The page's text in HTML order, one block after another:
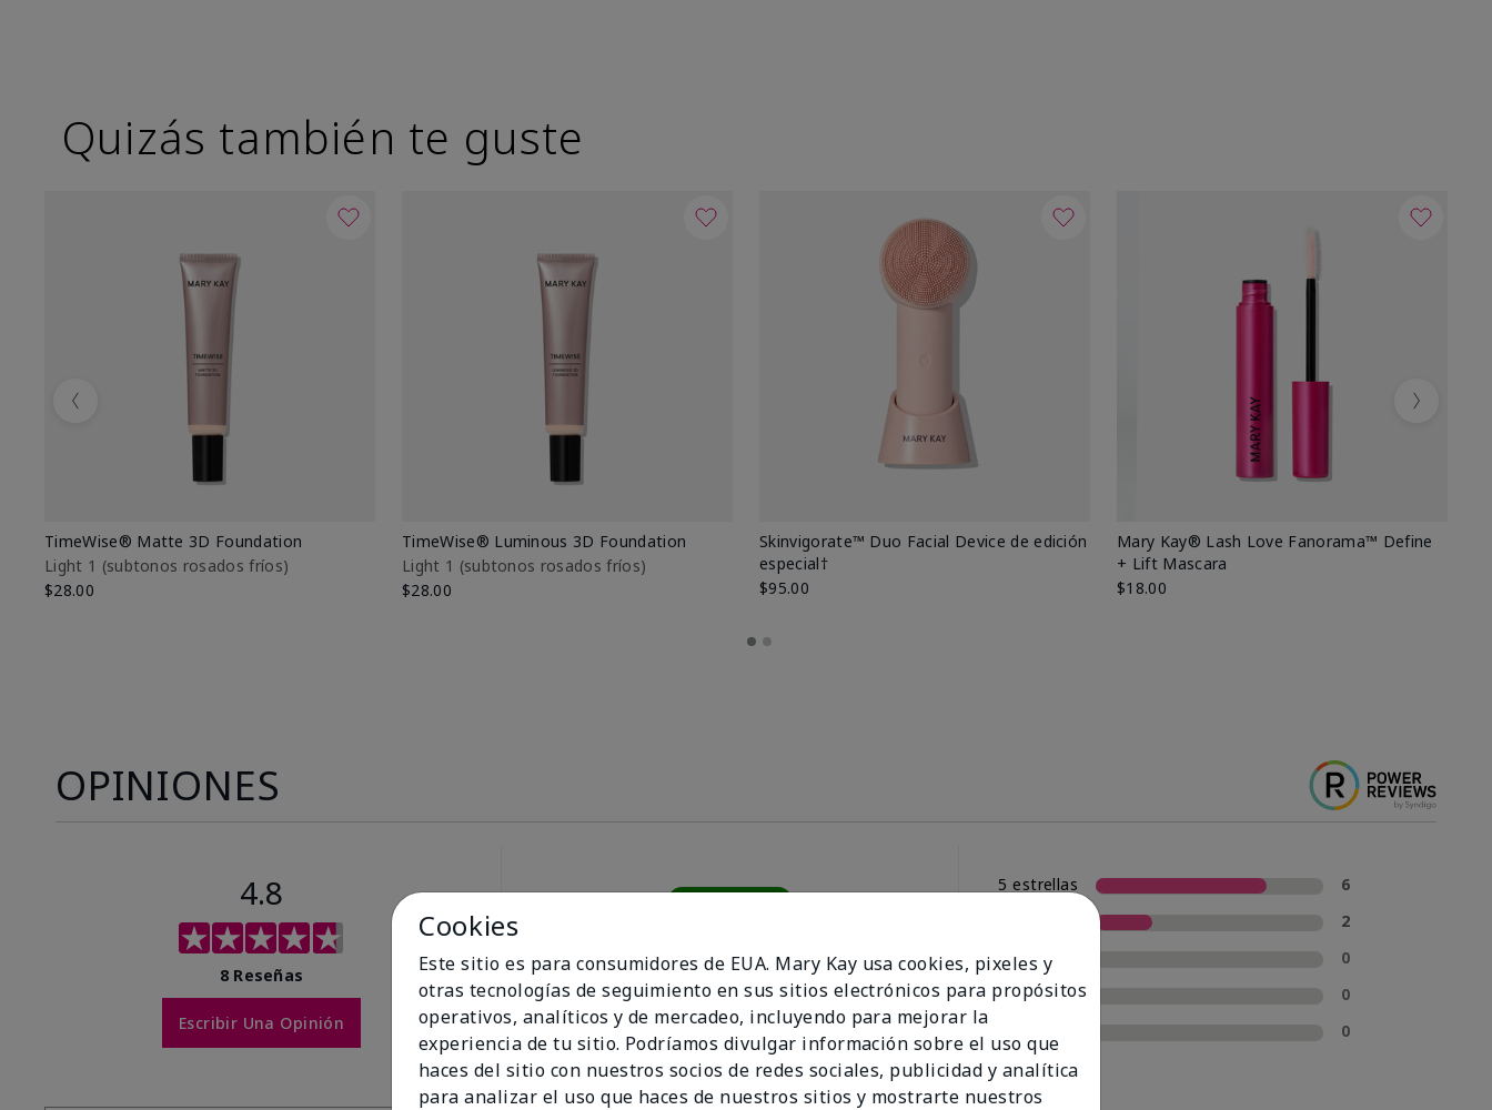
Quizás también te guste
TimeWise® Matte 3D Foundation
Light 1​ (subtonos rosados fríos)
$28.00
TimeWise® Luminous 3D Foundation
Light 1​ (subtonos rosados fríos)
$28.00
Skinvigorate™ Duo Facial Device de edición
especial†
$95.00
Mary Kay® Lash Love Fanorama™ Define
+ Lift Mascara
$18.00
Previous Next
OPINIONES
4.8
8 Reseñas
Escribir Una Opinión
de los encuestados
recomendaría a un
amigo.
5 estrellas
6
2
3 estrellas
0
2 estrellas
0
0
Cookies
Este sitio es para consumidores de EUA. Mary Kay usa cookies, pixeles y
otras tecnologías de seguimiento en sus sitios electrónicos para propósitos
operativos, analíticos y de mercadeo, incluyendo para mejorar la
experiencia de tu sitio. Podríamos divulgar información sobre el uso que
haces del sitio con nuestros socios de redes sociales, publicidad y analítica
para analizar el uso que haces de nuestros sitios y mostrarte nuestros